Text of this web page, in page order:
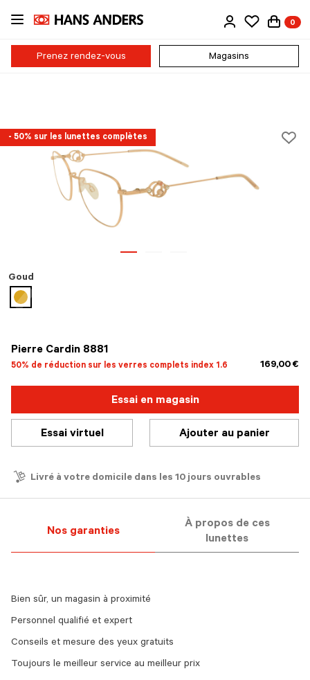
Passer
contenu
principal
0
Prenez rendez-vous Magasins
- 50% sur les lunettes complètes
Pierre Cardin 8881
50% de réduction sur les verres complets index 1.6 169,00 €
Goud
sélectionné
Essai en magasin
Essai virtuel Ajouter au panier
Livré à votre domicile dans les 10 jours ouvrables
Nos garanties
À propos de ces
lunettes
Bien sûr, un magasin à proximité
Personnel qualifié et expert
Conseils et mesure des yeux gratuits
Toujours le meilleur service au meilleur prix